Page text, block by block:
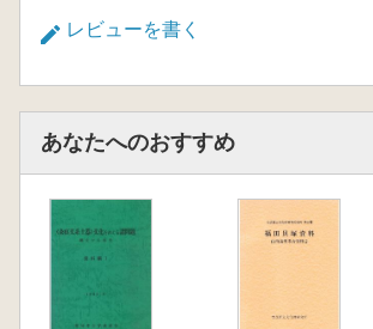
レビューを書く
あなたへのおすすめ